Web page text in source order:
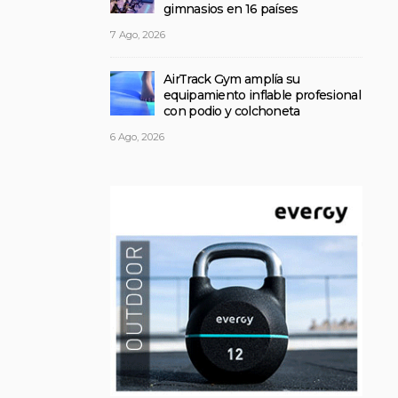
gimnasios en 16 países
7 Ago, 2026
AirTrack Gym amplía su
equipamiento inflable profesional
con podio y colchoneta
6 Ago, 2026